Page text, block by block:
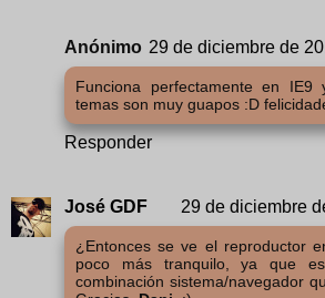
Anónimo 29 de diciembre de
Funciona perfectamente en IE9
temas son muy guapos :D
Responder
José GDF 29 de diciembre
¿Entonces se ve el reproductor
poco más tranquilo, ya que
combinación sistema/navegador